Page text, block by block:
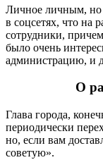
Личное личным, но
в соцсетях, что на
сотрудники,
было очень
администрацию, и
О
Глава города,
периодически
но, если вам
советую».